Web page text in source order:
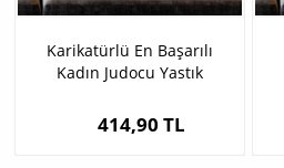
Karikatürlü En Başarılı
Kadın Judocu Yastık
414,90 TL